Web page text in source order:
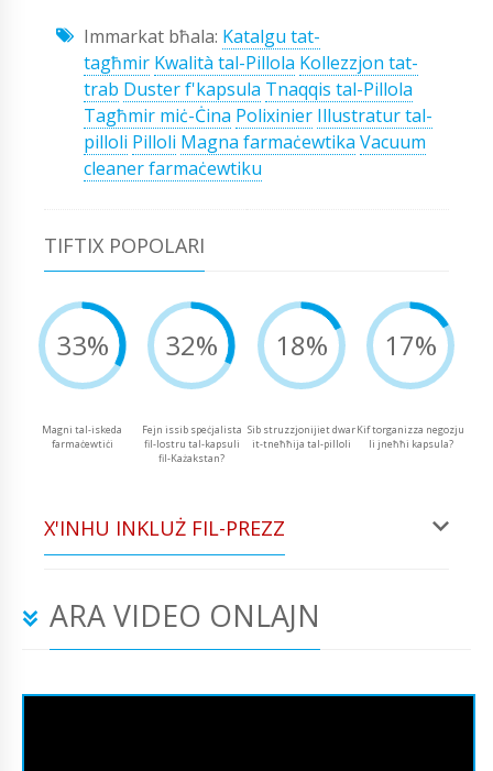
Immarkat bħala: Katalgu tat-
tagħmir Kwalità tal-Pillola Kollezzjon tat-
trab Duster f'kapsula Tnaqqis tal-Pillola
Tagħmir miċ-Ċina Polixinier Illustratur tal-
pilloli Pilloli Magna farmaċewtika Vacuum
cleaner farmaċewtiku
TIFTIX POPOLARI
33%
Magni tal-iskeda
farmaċewtiċi
32%
Fejn issib speċjalista
fil-lostru tal-kapsuli
fil-Każakstan?
18%
Sib struzzjonijiet dwar
it-tneħħija tal-pilloli
17%
Kif torganizza negozju
li jneħħi kapsula?
X'INHU INKLUŻ FIL-PREZZ
ARA VIDEO ONLAJN